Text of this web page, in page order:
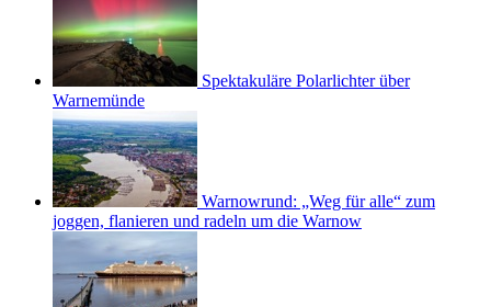
Spektakuläre Polarlichter über
Warnemünde
Warnowrund: „Weg für alle“ zum
joggen, flanieren und radeln um die Warnow